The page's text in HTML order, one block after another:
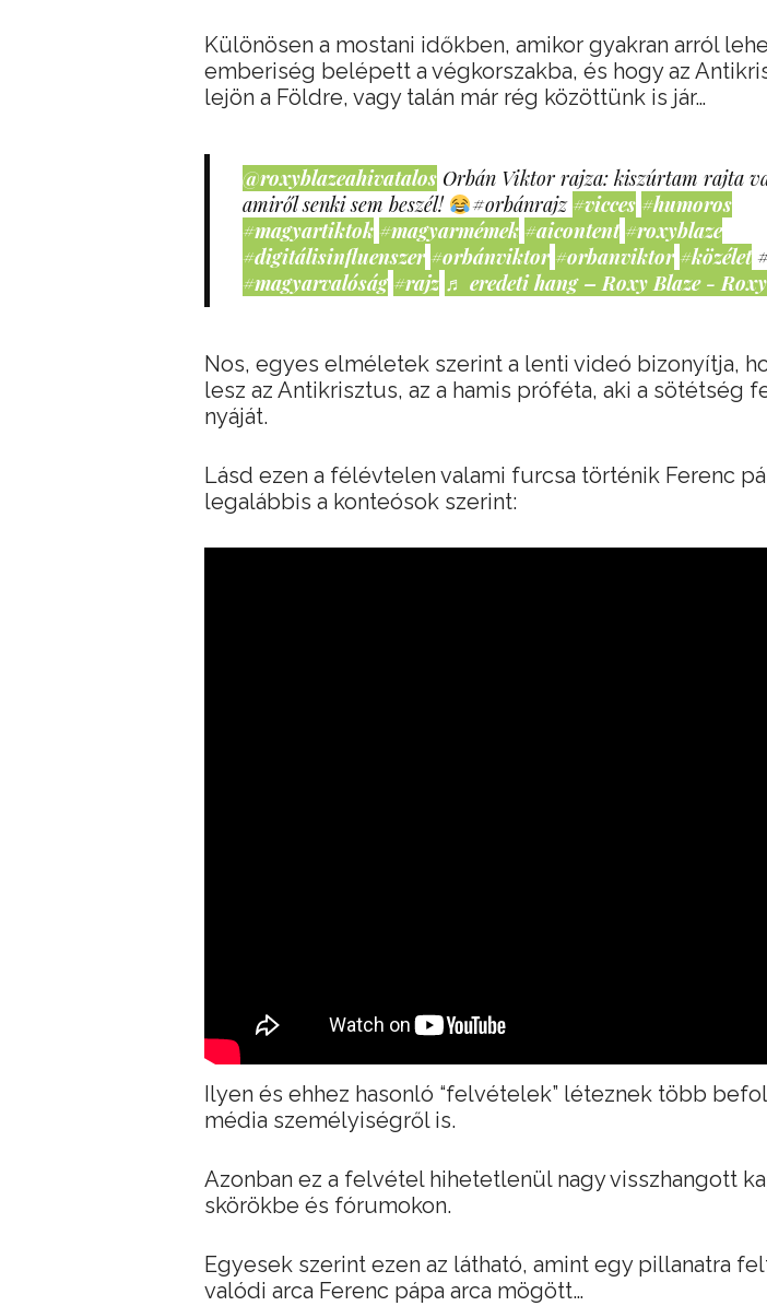
Különösen a mostani időkben, amikor gyakran arról
emberiség belépett a végkorszakba, és hogy az
lejön a Földre, vagy talán már rég közöttünk is jár…
@roxyblazeahivatalos Orbán Viktor rajza: kiszúrtam rajta
amiről senki sem beszél!
#orbánrajz #vicces #humoros
#magyartiktok #magyarmémek #aicontent #roxyblaze
#digitálisinfluenszer #orbánviktor #orbanviktor #közélet
#magyarvalóság #rajz ♬ eredeti hang – Roxy Blaze -
Nos, egyes elméletek szerint a lenti videó bizonyítja,
lesz az Antikrisztus, az a hamis próféta, aki a sötétség
nyáját.
Lásd ezen a félévtelen valami furcsa történik Ferenc
legalábbis a konteósok szerint:
Ilyen és ehhez hasonló “felvételek” léteznek több
média személyiségről is.
Azonban ez a felvétel hihetetlenül nagy visszhangott
skörökbe és fórumokon.
Egyesek szerint ezen az látható, amint egy pillanatra
valódi arca Ferenc pápa arca mögött…